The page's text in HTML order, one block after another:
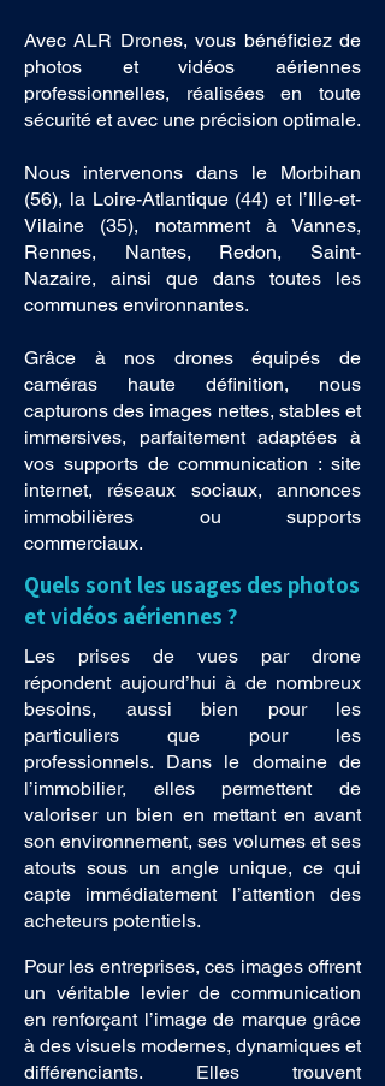
Avec ALR Drones, vous bénéficiez de
photos et vidéos aériennes
professionnelles, réalisées en toute
sécurité et avec une précision optimale.
Nous intervenons dans le Morbihan
(56), la Loire-Atlantique (44) et l’Ille-et-
Vilaine (35), notamment à Vannes,
Rennes, Nantes, Redon, Saint-
Nazaire, ainsi que dans toutes les
communes environnantes.
Grâce à nos drones équipés de
caméras haute définition, nous
capturons des images nettes, stables et
immersives, parfaitement adaptées à
vos supports de communication : site
internet, réseaux sociaux, annonces
immobilières ou supports
commerciaux.
Quels sont les usages des photos
et vidéos aériennes ?
Les prises de vues par drone
répondent aujourd’hui à de nombreux
besoins, aussi bien pour les
particuliers que pour les
professionnels. Dans le domaine de
l’immobilier, elles permettent de
valoriser un bien en mettant en avant
son environnement, ses volumes et ses
atouts sous un angle unique, ce qui
capte immédiatement l’attention des
acheteurs potentiels.
Pour les entreprises, ces images offrent
un véritable levier de communication
en renforçant l’image de marque grâce
à des visuels modernes, dynamiques et
différenciants. Elles trouvent